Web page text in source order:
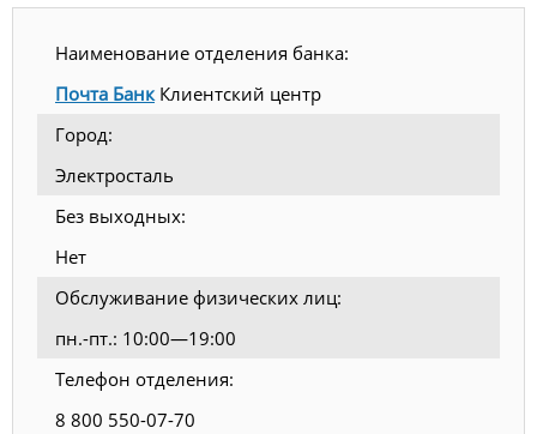
Наименование отделения банка:
Почта БанкКлиентский центр
Город:
Электросталь
Без выходных:
Нет
Обслуживание физических лиц:
пн.-пт.: 10:00—19:00
Телефон отделения:
8 800 550-07-70